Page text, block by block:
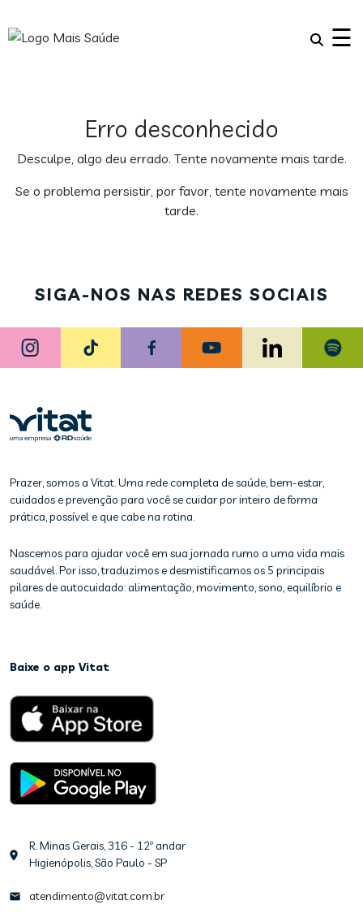
☰
Erro desconhecido
Desculpe, algo deu errado. Tente novamente mais tarde.
Se o problema persistir, por favor, tente novamente mais
tarde.
SIGA-NOS NAS REDES SOCIAIS
Prazer, somos a Vitat. Uma rede completa de saúde, bem-estar,
cuidados e prevenção para você se cuidar por inteiro de forma
prática, possível e que cabe na rotina.
Nascemos para ajudar você em sua jornada rumo a uma vida mais
saudável. Por isso, traduzimos e desmistificamos os 5 principais
pilares de autocuidado: alimentação, movimento, sono, equilíbrio e
saúde.
Baixe o app Vitat
R. Minas Gerais, 316 - 12º andar
Higienópolis, São Paulo - SP
atendimento@vitat.com.br